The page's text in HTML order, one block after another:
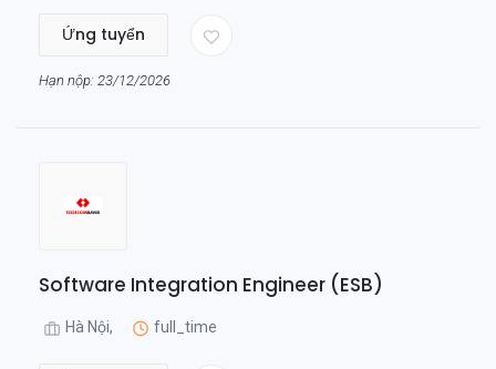
Ứng tuyển
Hạn nộp: 23/12/2026
Software Integration Engineer (ESB)
Hà Nội, full_time